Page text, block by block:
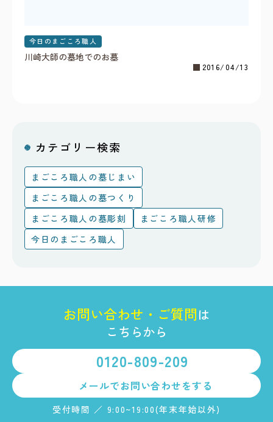
今日のまごころ職人
2016/04/13
川崎大師の墓地でのお墓
カテゴリー検索
まごころ職人の墓じまい
まごころ職人の墓つくり
まごころ職人の墓彫刻
まごころ職人研修
今日のまごころ職人
お問い合わせ ・ ご質問は
こちらから
0120-809-209
メールでお問い合わせをする
受付時間 ／ 9:00~19:00(年末年始以外)